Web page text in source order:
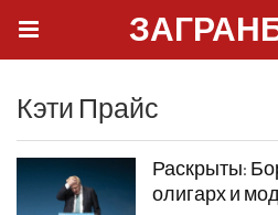
Кэти Прайс
Раскрыты:
олигарх и